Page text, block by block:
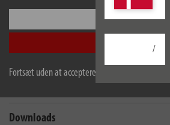
Konfigurer
Accepter alle
Fortsæt uden at acceptere
/
tekniske data
Downloads